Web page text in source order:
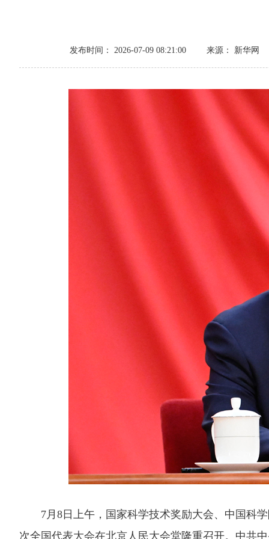
发布时间： 2026-07-09 08:21:00 来源： 新华网
7月8日上午，国家科学技术奖励大会、中国科学
次全国代表大会在北京人民大会堂隆重召开。中共